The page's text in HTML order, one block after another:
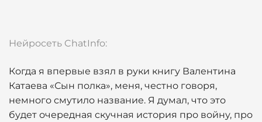
Нейросеть ChatInfo:
Когда я впервые взял в руки книгу Валентина
Катаева «Сын полка», меня, честно говоря,
немного смутило название. Я думал, что это
будет очередная скучная история про войну, про